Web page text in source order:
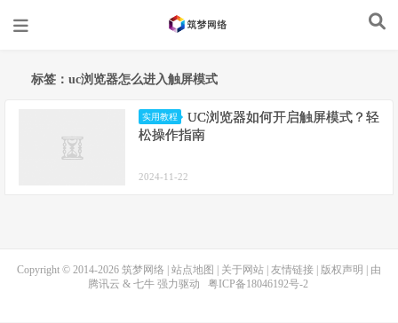
标签：uc浏览器怎么进入触屏模式
实用教程
UC浏览器如何开启触屏模式？轻
松操作指南
2024-11-22
Copyright © 2014-2026 筑梦网络 站点地图 关于网站 友情链接 版权声明
| 由
腾讯云 & 七牛强力驱动 粤ICP备18046192号-2